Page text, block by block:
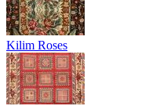
Kilim Roses